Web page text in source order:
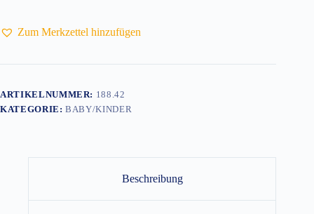
Zum Merkzettel hinzufügen
ARTIKELNUMMER: 188.42
KATEGORIE:BABY/KINDER
Beschreibung